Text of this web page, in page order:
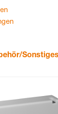
Sonstiges